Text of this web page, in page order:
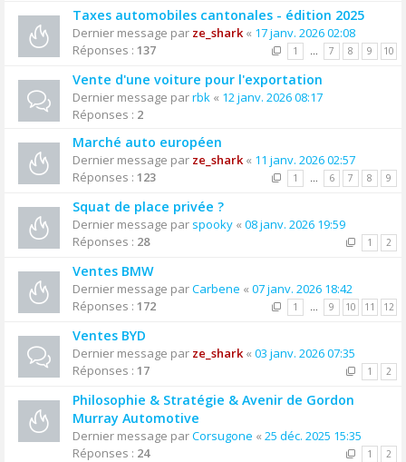
Taxes automobiles cantonales - édition 2025
Dernier message par ze_shark« 17 janv. 2026 02:08
Réponses : 137 1 … 7 8 9 10
Vente d'une voiture pour l'exportation
Dernier message parrbk « 12 janv. 2026 08:17
Réponses : 2
Marché auto européen
Dernier message par ze_shark« 11 janv. 2026 02:57
Réponses : 123 1 … 6 7 8 9
Squat de place privée ?
Dernier message par spooky « 08 janv. 2026 19:59
Réponses : 28 1 2
Ventes BMW
Dernier message parCarbene « 07 janv. 2026 18:42
Réponses : 172 1 … 9 10 11 12
Ventes BYD
Dernier message par ze_shark« 03 janv. 2026 07:35
Réponses : 17 1 2
Philosophie & Stratégie & Avenir de Gordon
Murray Automotive
Dernier message parCorsugone « 25 déc. 2025 15:35
Réponses : 24 1 2